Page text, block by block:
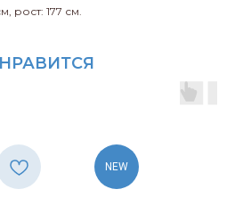
рост: 177 см.
NEW